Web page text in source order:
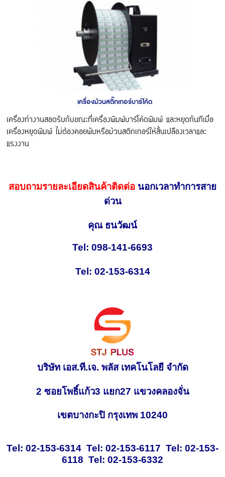
เครื่องม้วนสติ๊กเกอร์บาร์โค้ด
เครื่องทำงานสอดรับกับขณะที่เครื่องพิมพ์บาร์โค้ดพิมพ์ และหยุดทันทีเมื่อ
เครื่องหยุดพิมพ์ ไม่ต้องคอยพับหรือม้วนสติกเกอร์ให้สิ้นเปลืองเวลาและ
แรงงาน
สอบถามรายละเอียดสินค้าติดต่อ นอกเวลาทำการสาย
ด่วน
คุณ ธนวัฒน์
Tel: 098-141-6693
Tel: 02-153-6314
บริษัท เอส.ที.เจ. พลัส เทคโนโลยี จำกัด
2 ซอยโพธิ์แก้ว3 แยก27 แขวงคลองจั่น
เขตบางกะปิ กรุงเทพ 10240
Tel: 02-153-6314 Tel: 02-153-6117 Tel: 02-153-
6118 Tel: 02-153-6332